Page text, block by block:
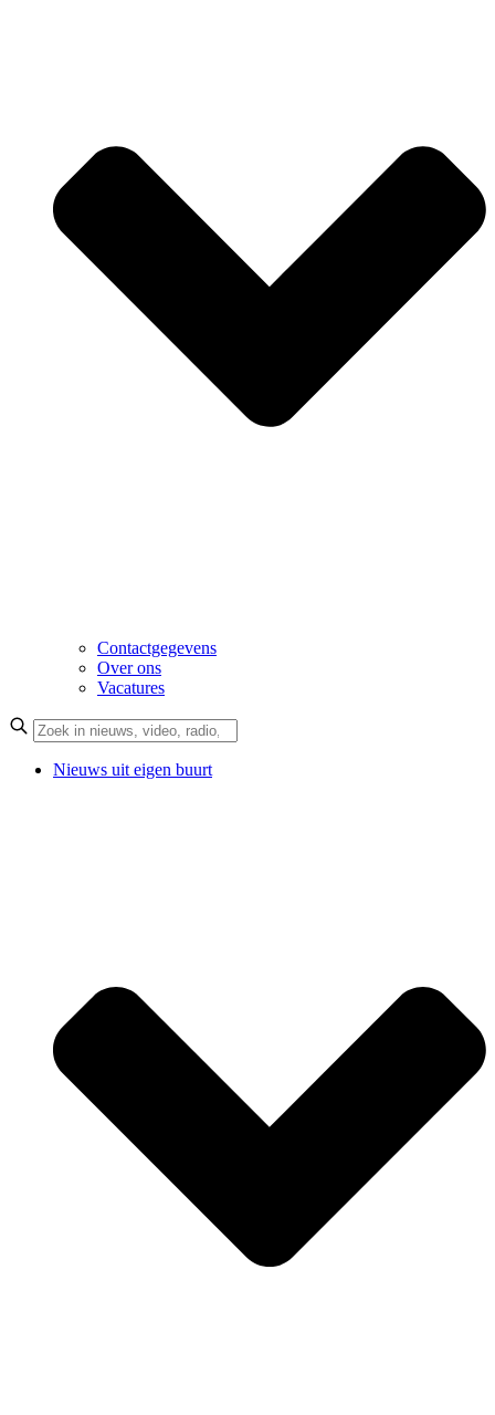
Contactgegevens
Over ons
Vacatures
Nieuws uit eigen buurt